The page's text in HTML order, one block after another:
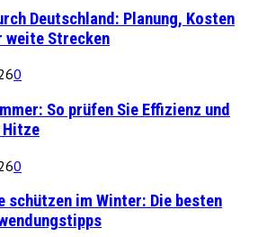
Deutschland: Planung, Kosten
weite Strecken
0
So prüfen Sie Effizienz und
Hitze
0
schützen im Winter: Die besten